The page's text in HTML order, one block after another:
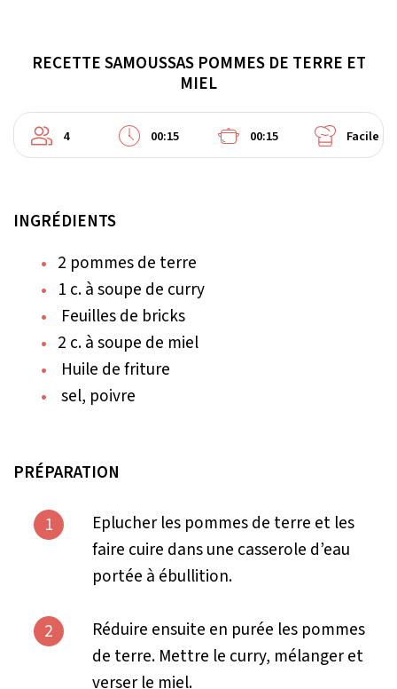
RECETTE SAMOUSSAS POMMES DE TERRE ET
MIEL
4 00:15 00:15 Facile
INGRÉDIENTS
2 pommes de terre
1 c. à soupe de curry
Feuilles de bricks
2 c. à soupe de miel
Huile de friture
sel, poivre
PRÉPARATION
1
Eplucher les pommes de terre et les
faire cuire dans une casserole d’eau
portée à ébullition.
2
Réduire ensuite en purée les pommes
de terre. Mettre le curry, mélanger et
verser le miel.